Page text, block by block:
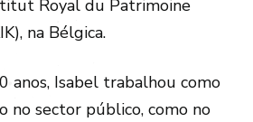
Royal du Patrimoine
na Bélgica.
anos, Isabel trabalhou como
no sector público, como no